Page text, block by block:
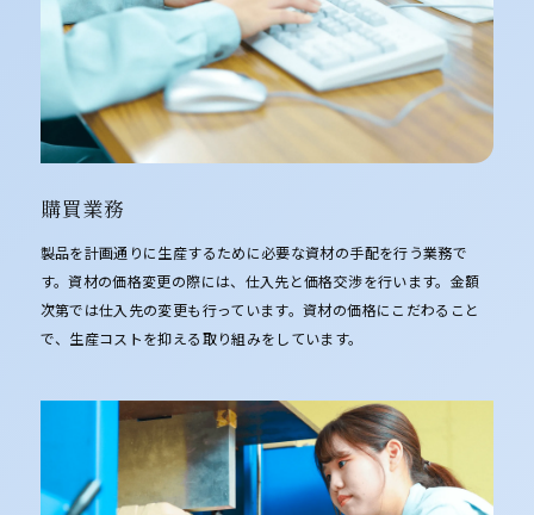
購買業務
製品を計画通りに生産するために必要な資材の手配を行う業務で
す。資材の価格変更の際には、仕入先と価格交渉を行います。金額
次第では仕入先の変更も行っています。資材の価格にこだわること
で、生産コストを抑える取り組みをしています。